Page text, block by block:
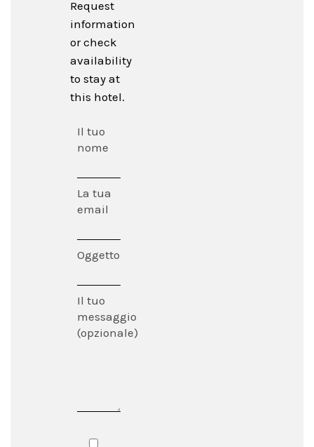
Request
information
or check
availability
to stay at
this hotel.
Il tuo
nome
La tua
email
Oggetto
Il tuo
messaggio
(opzionale)